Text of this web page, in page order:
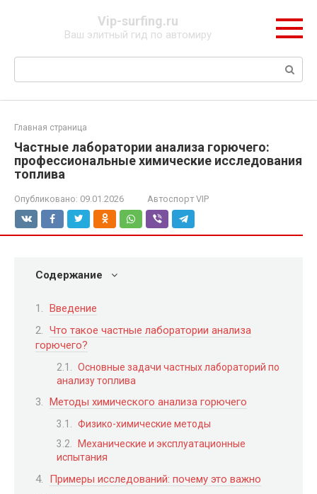
Vip-surfing.ru
Ваш элитный гид по автомиру
Поиск:
Главная страница
Частные лаборатории анализа горючего:
профессиональные химические исследования
топлива
Опубликовано: 09.01.2026 Автоспорт VIP
Содержание
Введение
Что такое частные лаборатории анализа
горючего?
Основные задачи частных лабораторий по
анализу топлива
Методы химического анализа горючего
Физико-химические методы
Механические и эксплуатационные
испытания
Примеры исследований: почему это важно